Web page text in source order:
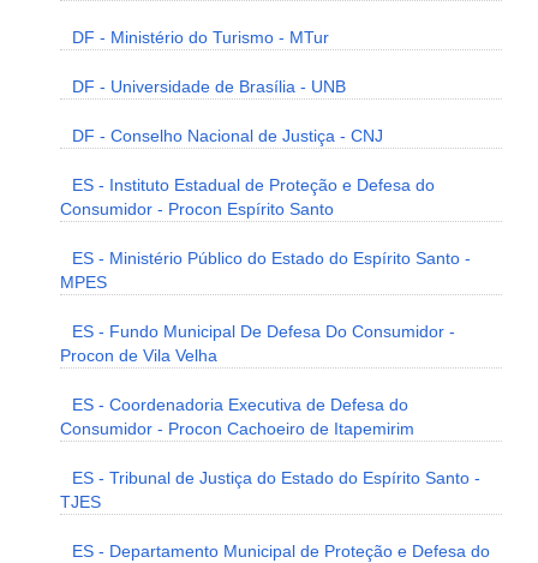
DF - Ministério do Turismo - MTur
DF - Universidade de Brasília - UNB
DF - Conselho Nacional de Justiça - CNJ
ES - Instituto Estadual de Proteção e Defesa do
Consumidor - Procon Espírito Santo
ES - Ministério Público do Estado do Espírito Santo -
MPES
ES - Fundo Municipal De Defesa Do Consumidor -
Procon de Vila Velha
ES - Coordenadoria Executiva de Defesa do
Consumidor - Procon Cachoeiro de Itapemirim
ES - Tribunal de Justiça do Estado do Espírito Santo -
TJES
ES - Departamento Municipal de Proteção e Defesa do